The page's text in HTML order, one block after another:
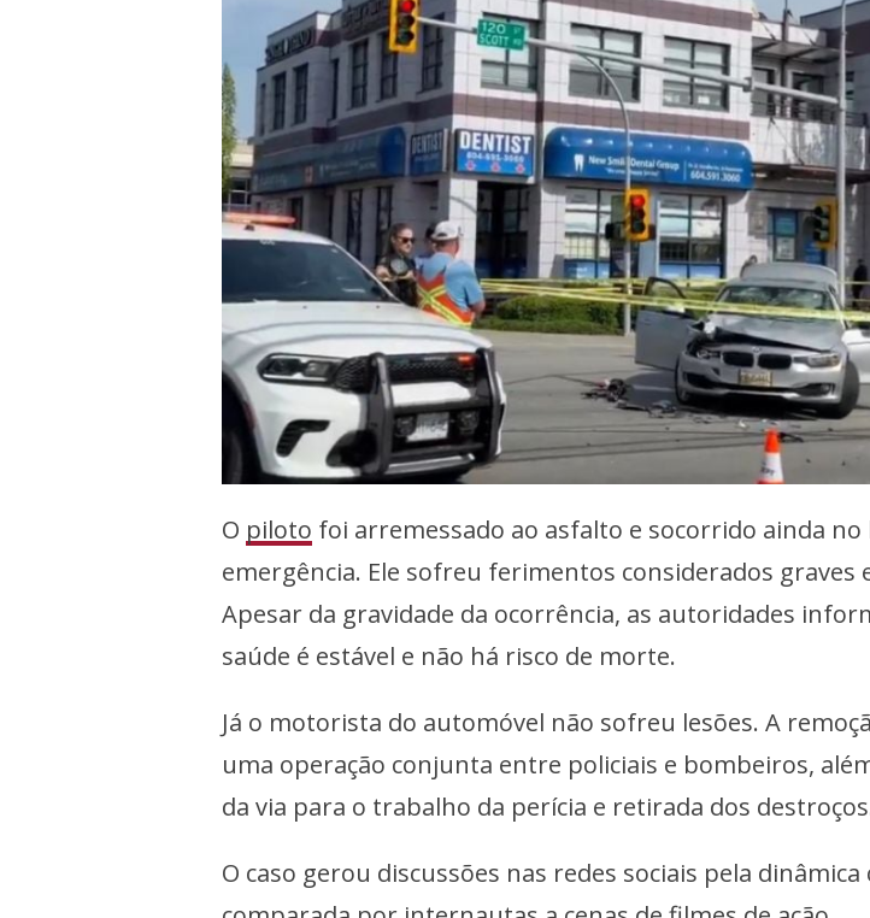
O piloto foi arremessado ao asfalto e socorrido ainda no
emergência. Ele sofreu ferimentos considerados graves
Apesar da gravidade da ocorrência, as autoridades
saúde é estável e não há risco de morte.
Já o motorista do automóvel não sofreu lesões. A
uma operação conjunta entre policiais e bombeiros,
da via para o trabalho da perícia e retirada dos
O caso gerou discussões nas redes sociais pela